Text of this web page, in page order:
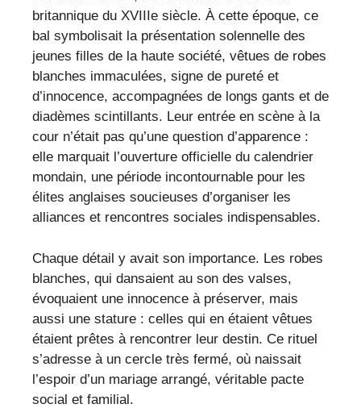
britannique du XVIIIe siècle. À cette époque, ce
bal symbolisait la présentation solennelle des
jeunes filles de la haute société, vêtues de robes
blanches immaculées, signe de pureté et
d’innocence, accompagnées de longs gants et de
diadèmes scintillants. Leur entrée en scène à la
cour n’était pas qu’une question d’apparence :
elle marquait l’ouverture officielle du calendrier
mondain, une période incontournable pour les
élites anglaises soucieuses d’organiser les
alliances et rencontres sociales indispensables.
Chaque détail y avait son importance. Les robes
blanches, qui dansaient au son des valses,
évoquaient une innocence à préserver, mais
aussi une stature : celles qui en étaient vêtues
étaient prêtes à rencontrer leur destin. Ce rituel
s’adresse à un cercle très fermé, où naissait
l’espoir d’un mariage arrangé, véritable pacte
social et familial.